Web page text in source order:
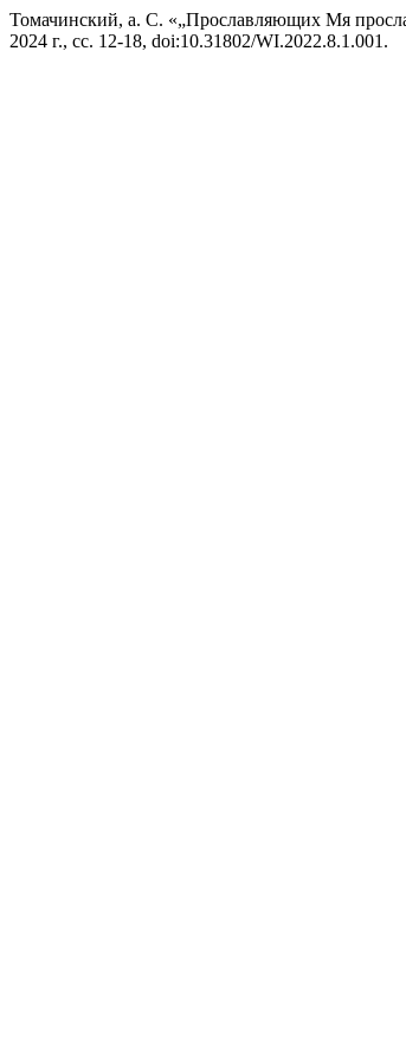
Томачинский, а. С. «„Прославляющих Мя
2024 г., сс. 12-18, doi:10.31802/WI.2022.8.1.001.